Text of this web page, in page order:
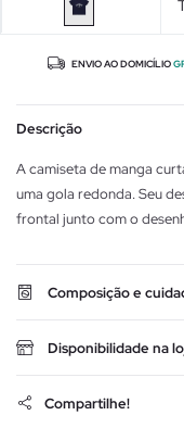
ENVIO AO DOMICÍLIO
Descrição
A camiseta de manga
uma gola redonda. Seu
frontal junto com o
Composição e
Disponibilidade na
Compartilhe!